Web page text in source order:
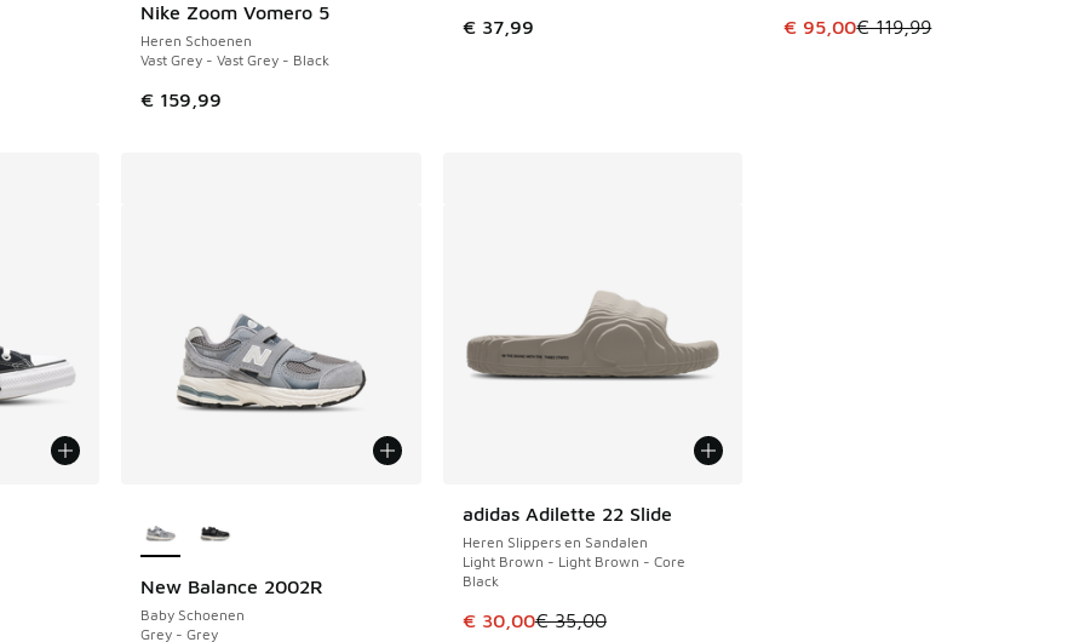
Nike Zoom Vomero 5
Heren Schoenen
Vast Grey - Vast Grey - Black
€ 159,99
€ 37,99 Dit artikel is in de uitverkoop. Dit
€ 95,00€ 119,99
Dit artikel is in de aanbieding Prijs verlaagd van € 74,99 naar € 50,00
New Balance 2002R
Baby Schoenen
Grey - Grey
adidas Adilette 22 Slide
Heren Slippers en Sandalen
Light Brown - Light Brown - Core
Black
Dit artikel is in de uitverkoop. Dit artikel is in de aanbieding Prijs
€ 30,00€ 35,00